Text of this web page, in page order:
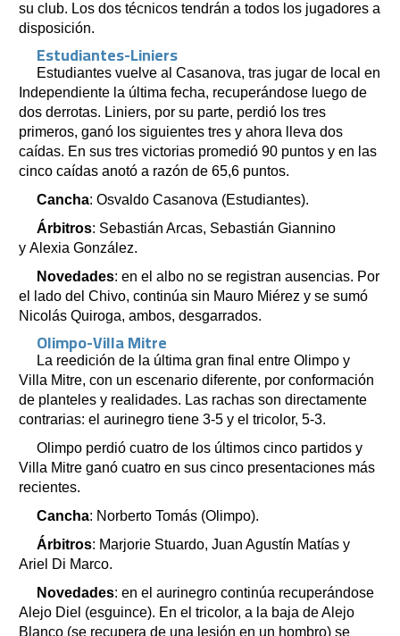
su club. Los dos técnicos tendrán a todos los jugadores a
disposición.
Estudiantes-Liniers
Estudiantes vuelve al Casanova, tras jugar de local en
Independiente la última fecha, recuperándose luego de
dos derrotas. Liniers, por su parte, perdió los tres
primeros, ganó los siguientes tres y ahora lleva dos
caídas. En sus tres victorias promedió 90 puntos y en las
cinco caídas anotó a razón de 65,6 puntos.
Cancha: Osvaldo Casanova (Estudiantes).
Árbitros: Sebastián Arcas, Sebastián⁩ Giannino
y Alexia González.
Novedades: en el albo no se registran ausencias. Por
el lado del Chivo, continúa sin Mauro Miérez y se sumó
Nicolás Quiroga, ambos, desgarrados.
Olimpo-Villa Mitre
La reedición de la última gran final entre Olimpo y
Villa Mitre, con un escenario diferente, por conformación
de planteles y realidades. Las rachas son directamente
contrarias: el aurinegro tiene 3-5 y el tricolor, 5-3.
Olimpo perdió cuatro de los últimos cinco partidos y
Villa Mitre ganó cuatro en sus cinco presentaciones más
recientes.
Cancha: Norberto Tomás (Olimpo).
Árbitros: Marjorie Stuardo, Juan Agustín Matías y
Ariel Di Marco.
Novedades: en el aurinegro continúa recuperándose
Alejo Diel (esguince). En el tricolor, a la baja de Alejo
Blanco (se recupera de una lesión en un hombro) se